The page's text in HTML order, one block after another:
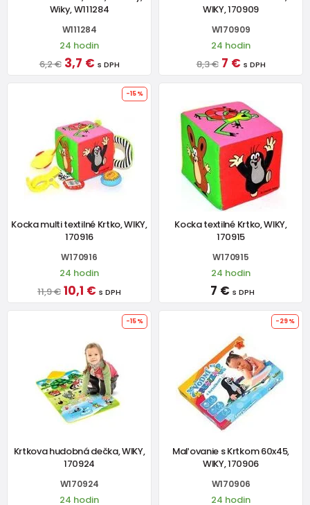
Wiky, W111284
W111284
24 hodin
6,2 € 3,7 € s DPH
WIKY, 170909
W170909
24 hodin
8,3 € 7 € s DPH
-15%
Kocka multi textilné Krtko, WIKY,
170916
W170916
24 hodin
11,9 € 10,1 € s DPH
Kocka textilné Krtko, WIKY,
170915
W170915
24 hodin
7 € s DPH
-15%
Krtkova hudobná dečka, WIKY,
170924
W170924
24 hodin
-29%
Maľovanie s Krtkom 60x45,
WIKY, 170906
W170906
24 hodin